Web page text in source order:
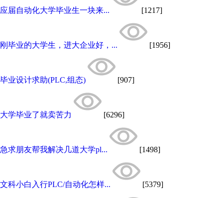
应届自动化大学毕业生一块来... [1217]
刚毕业的大学生，进大企业好，... [1956]
毕业设计求助(PLC,组态) [907]
大学毕业了就卖苦力 [6296]
急求朋友帮我解决几道大学pl... [1498]
文科小白入行PLC/自动化怎样... [5379]